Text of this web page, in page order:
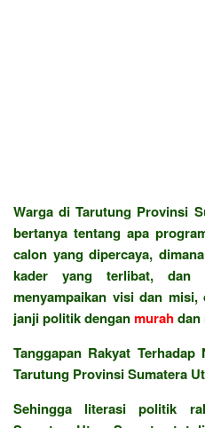
Warga di Tarutung Provinsi
bertanya tentang apa
calon yang dipercaya,
kader yang terlibat, dan
menyampaikan visi dan misi,
janji politik denganmurahdan
Tanggapan Rakyat
Tarutung Provinsi Sumatera
Sehingga literasi politik